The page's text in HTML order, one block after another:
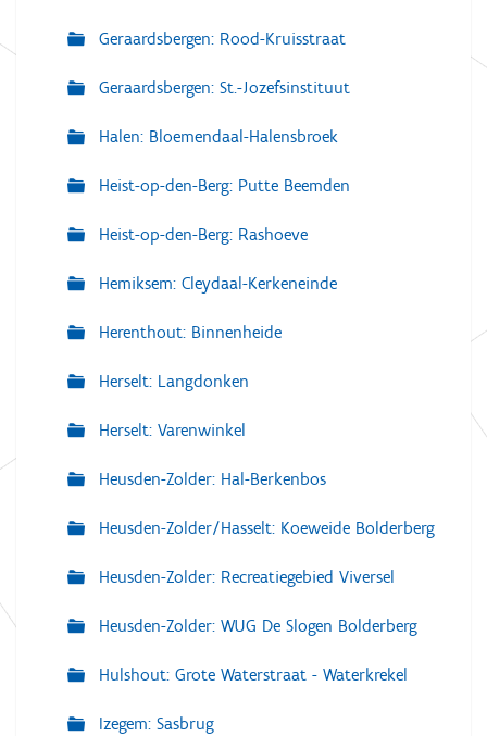
Geraardsbergen: Rood-Kruisstraat
Geraardsbergen: St.-Jozefsinstituut
Halen: Bloemendaal-Halensbroek
Heist-op-den-Berg: Putte Beemden
Heist-op-den-Berg: Rashoeve
Hemiksem: Cleydaal-Kerkeneinde
Herenthout: Binnenheide
Herselt: Langdonken
Herselt: Varenwinkel
Heusden-Zolder: Hal-Berkenbos
Heusden-Zolder/Hasselt: Koeweide Bolderberg
Heusden-Zolder: Recreatiegebied Viversel
Heusden-Zolder: WUG De Slogen Bolderberg
Hulshout: Grote Waterstraat - Waterkrekel
Izegem: Sasbrug